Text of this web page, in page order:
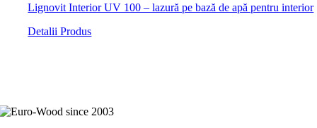
Lignovit Interior UV 100 – lazură pe bază de apă pentru interior
Detalii Produs